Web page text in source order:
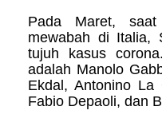
Pada Maret,
mewabah di Italia,
tujuh kasus
adalah Manolo
Ekdal, Antonino La
Fabio Depaoli, dan